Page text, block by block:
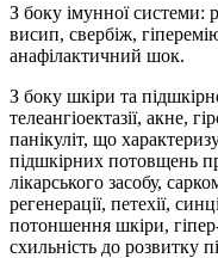
З боку імунної системи:
висип, свербіж,
анафілактичний шок.
З боку шкіри та
телеангіоектазії, акне,
панікуліт, що
підшкірних потовщень
лікарського засобу,
регенерації, петехії,
потоншення шкіри,
схильність до розвитку